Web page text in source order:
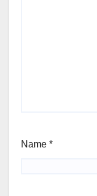
Name *